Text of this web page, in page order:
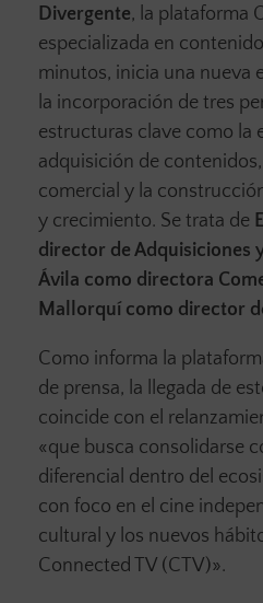
Divergente, la plataforma
especializada en
minutos, inicia una nueva
la incorporación de tres
estructuras clave como la
adquisición de
comercial y la
y crecimiento. Se trata de
director de Adquisiciones
Ávila como directora
Mallorquí como director
Como informa la
de prensa, la llegada de
coincide con el
«que busca consolidarse
diferencial dentro del
con foco en el cine
cultural y los nuevos
Connected TV (CTV)».